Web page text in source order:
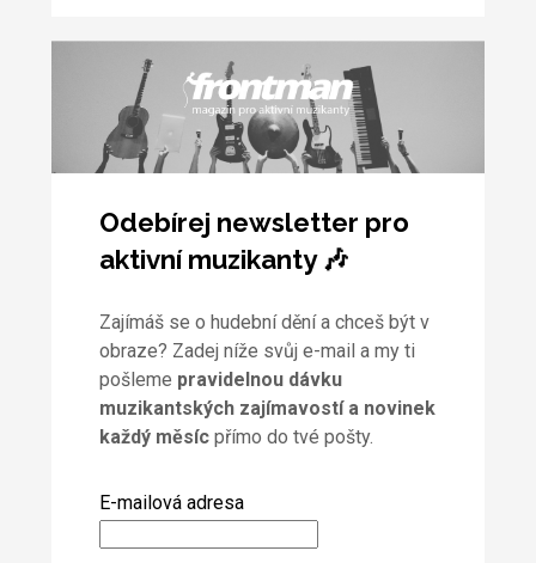
Odebírej newsletter pro
aktivní muzikanty 🎶
Zajímáš se o hudební dění a chceš být v
obraze? Zadej níže svůj e-mail a my ti
pošleme pravidelnou dávku
muzikantských zajímavostí a novinek
každý měsícpřímo do tvé pošty.
E-mailová adresa